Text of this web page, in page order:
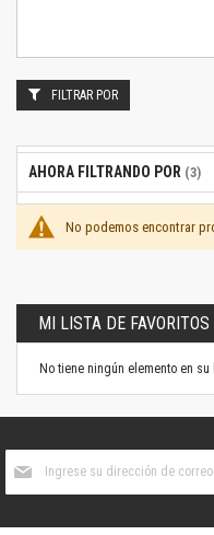
No podemos encontrar
FILTRAR POR
AHORA FILTRANDO POR
MI LISTA DE FAVORITOS
No tiene ningún elemento en
boletín